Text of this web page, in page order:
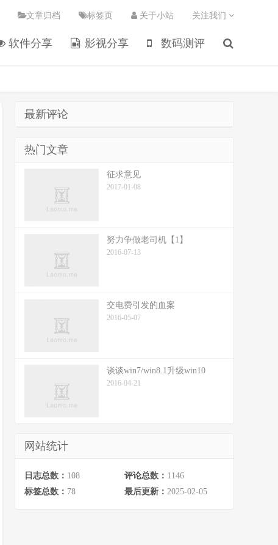
软件分享 影视分享 数码测评
文章归档 标签页 关于小站 关注我们
最新评论
热门文章
征求意见
2017-01-08
努力争做老司机【1】
2016-07-13
交电费引发的血案
2016-05-07
谈谈win7/win8.1升级win10
2016-04-21
网站统计
日志总数： 108 评论总数： 1146
标签总数： 78 最后更新： 2025-02-05